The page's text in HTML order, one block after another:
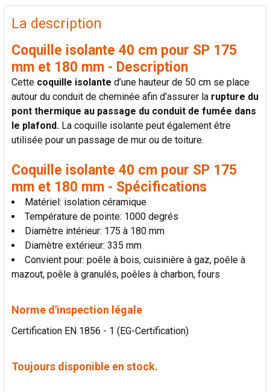
PRODUITS
FRÉQUEMMENT
ACHETÉS
SÉLECTIONNER
AJOUTER
LA
SÉLECTION
AU PANIER
La description
Coquille isolante 40 cm pour SP 175
mm et 180 mm - Description
Cette coquille isolante d’une hauteur de 50 cm se place
autour du conduit de cheminée afin d’assurer la rupture du
pont thermique au passage du conduit de fumée dans
le plafond. La coquille isolante peut également être
utilisée pour un passage de mur ou de toiture.
Coquille isolante 40 cm pour SP 175
mm et 180 mm - Spécifications
Matériel: isolation céramique
Température de pointe: 1000 degrés
Diamètre intérieur: 175 à 180 mm
Diamètre extérieur: 335 mm
Convient pour: poêle à bois, cuisinière à gaz, poêle à
mazout, poêle à granulés, poêles à charbon, fours
Norme d'inspection légale
Certification EN 1856 - 1 (EG-Certification)
Toujours disponible en stock.